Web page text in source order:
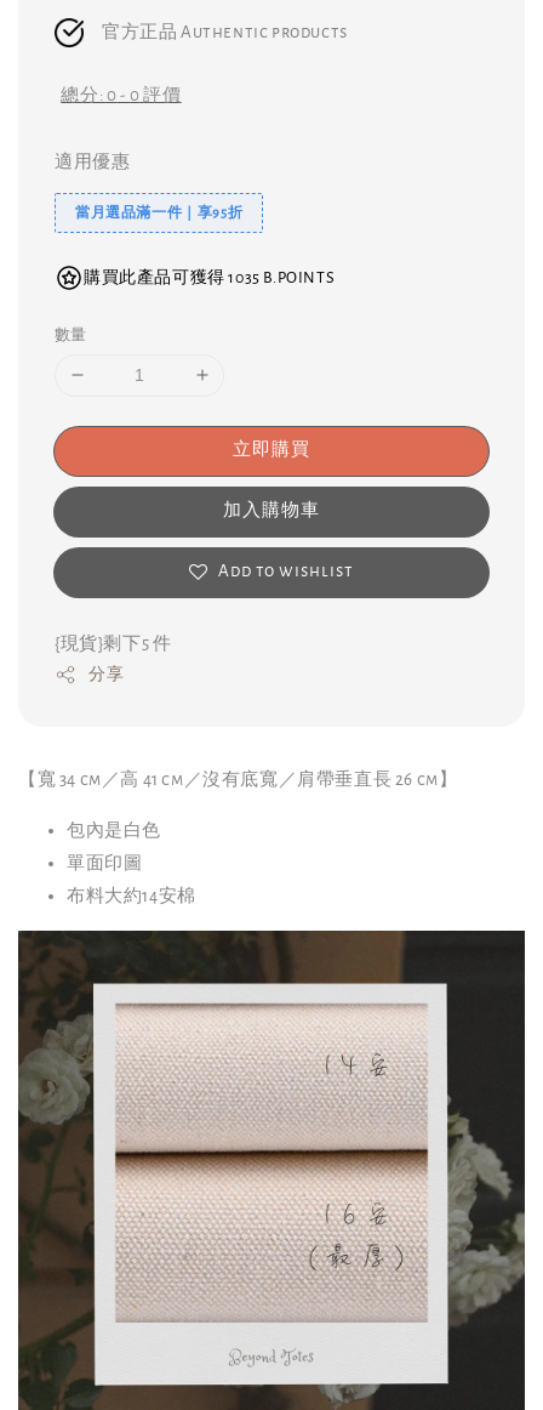
官方正品 Authentic products
總分: 0 -0 評價
適用優惠
當月選品滿一件｜享95折
購買此產品可獲得 1035 B.POINTS
數量
立即購買
加入購物車
Add to wishlist
{現貨}剩下5 件
分享
【寬 34 cm／高 41 cm／沒有底寬／肩帶垂直長 26 cm】
包內是白色
單面印圖
布料大約14安棉